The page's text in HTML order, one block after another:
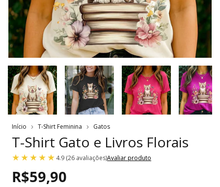
Início T-Shirt Feminina Gatos
T-Shirt Gato e Livros Florais
4.9 (26 avaliações)Avaliar produto
R$59,90